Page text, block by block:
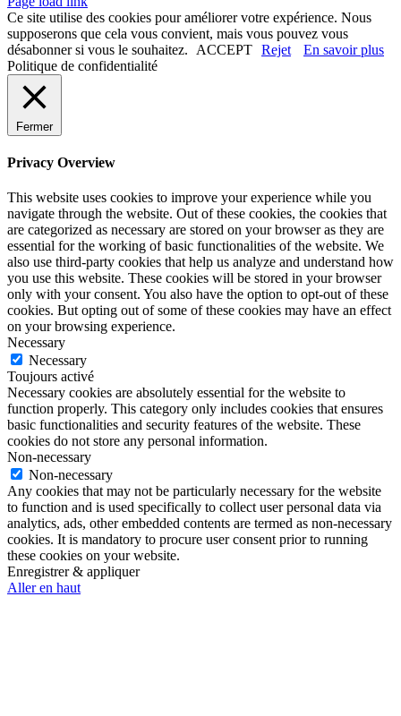
Ce site utilise des cookies pour améliorer votre expérience. Nous
supposerons que cela vous convient, mais vous pouvez vous
désabonner si vous le souhaitez.
ACCEPT Rejet
En savoir plus
Politique de confidentialité
Fermer
Privacy Overview
This website uses cookies to improve your experience while you
navigate through the website. Out of these cookies, the cookies that
are categorized as necessary are stored on your browser as they are
essential for the working of basic functionalities of the website. We
also use third-party cookies that help us analyze and understand how
you use this website. These cookies will be stored in your browser
only with your consent. You also have the option to opt-out of these
cookies. But opting out of some of these cookies may have an effect
on your browsing experience.
Necessary
Necessary
Toujours activé
Necessary cookies are absolutely essential for the website to
function properly. This category only includes cookies that ensures
basic functionalities and security features of the website. These
cookies do not store any personal information.
Non-necessary
Non-necessary
Any cookies that may not be particularly necessary for the website
to function and is used specifically to collect user personal data via
analytics, ads, other embedded contents are termed as non-necessary
cookies. It is mandatory to procure user consent prior to running
these cookies on your website.
Enregistrer & appliquer
Aller en haut